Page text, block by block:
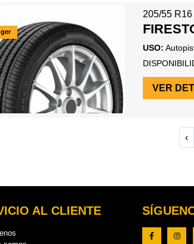
205/55 R16
USO:
VER
‹
AL CLIENTE